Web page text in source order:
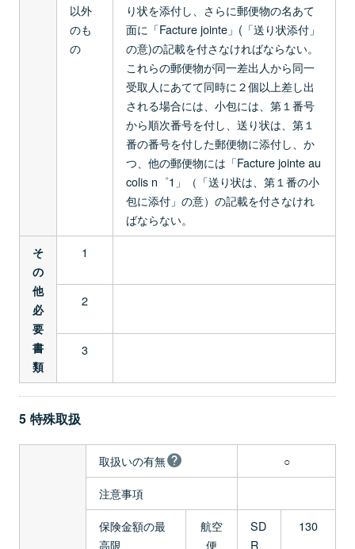
以外
のも
の
り状を添付し、さらに郵便物の名あて
面に「Facture jointe」(「送り状添付」
の意)の記載を付さなければならない。
これらの郵便物が同一差出人から同一
受取人にあてて同時に２個以上差し出
される場合には、小包には、第１番号
から順次番号を付し、送り状は、第１
番の番号を付した郵便物に添付し、か
つ、他の郵便物には「Facture jointe au
colis n゜1」（「送り状は、第１番の小
包に添付」の意）の記載を付さなけれ
ばならない。
そ
の
他
必
要
書
類
1
2
3
5 特殊取扱
取扱いの有無
○
注意事項
保険金額の最
高限
航空
便
SD
R
130